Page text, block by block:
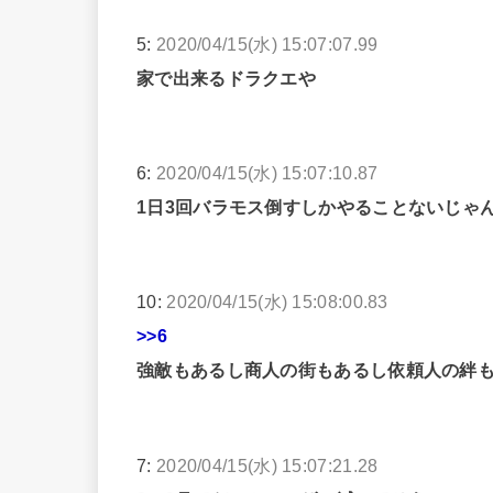
5: 2020/04/15(水) 15:07:07.99
家で出来るドラクエや
6: 2020/04/15(水) 15:07:10.87
1日3回バラモス倒すしかやることないじゃ
10: 2020/04/15(水) 15:08:00.83
>>6
強敵もあるし商人の街もあるし依頼人の絆
7: 2020/04/15(水) 15:07:21.28